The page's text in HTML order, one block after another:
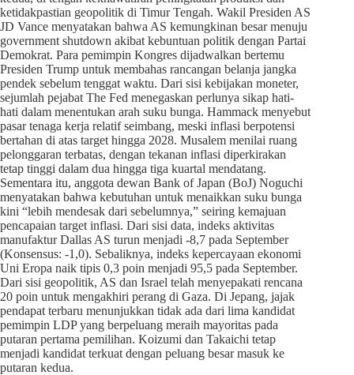
ketidakpastian geopolitik di Timur Tengah. Wakil Presiden AS
JD Vance menyatakan bahwa AS kemungkinan besar menuju
government shutdown akibat kebuntuan politik dengan Partai
Demokrat. Para pemimpin Kongres dijadwalkan bertemu
Presiden Trump untuk membahas rancangan belanja jangka
pendek sebelum tenggat waktu. Dari sisi kebijakan moneter,
sejumlah pejabat The Fed menegaskan perlunya sikap hati-
hati dalam menentukan arah suku bunga. Hammack menyebut
pasar tenaga kerja relatif seimbang, meski inflasi berpotensi
bertahan di atas target hingga 2028. Musalem menilai ruang
pelonggaran terbatas, dengan tekanan inflasi diperkirakan
tetap tinggi dalam dua hingga tiga kuartal mendatang.
Sementara itu, anggota dewan Bank of Japan (BoJ) Noguchi
menyatakan bahwa kebutuhan untuk menaikkan suku bunga
kini “lebih mendesak dari sebelumnya,” seiring kemajuan
pencapaian target inflasi. Dari sisi data, indeks aktivitas
manufaktur Dallas AS turun menjadi -8,7 pada September
(Konsensus: -1,0). Sebaliknya, indeks kepercayaan ekonomi
Uni Eropa naik tipis 0,3 poin menjadi 95,5 pada September.
Dari sisi geopolitik, AS dan Israel telah menyepakati rencana
20 poin untuk mengakhiri perang di Gaza. Di Jepang, jajak
pendapat terbaru menunjukkan tidak ada dari lima kandidat
pemimpin LDP yang berpeluang meraih mayoritas pada
putaran pertama pemilihan. Koizumi dan Takaichi tetap
menjadi kandidat terkuat dengan peluang besar masuk ke
putaran kedua.